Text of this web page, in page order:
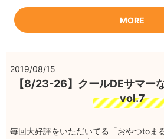
MORE
2019/08/15
【8/23-26】クールDEサマー
vol.7
毎回大好評をいただいてる「おやつtoま